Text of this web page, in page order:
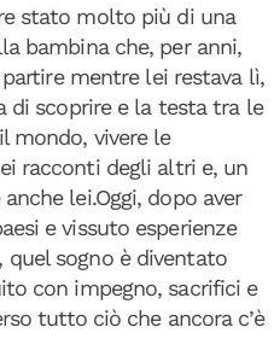
stato molto più di una
bambina che, per anni,
mentre lei restava lì,
di scoprire e la testa tra le
mondo, vivere le
racconti degli altri e, un
lei.Oggi, dopo aver
e vissuto esperienze
quel sogno è diventato
con impegno, sacrifici e
tutto ciò che ancora c’è